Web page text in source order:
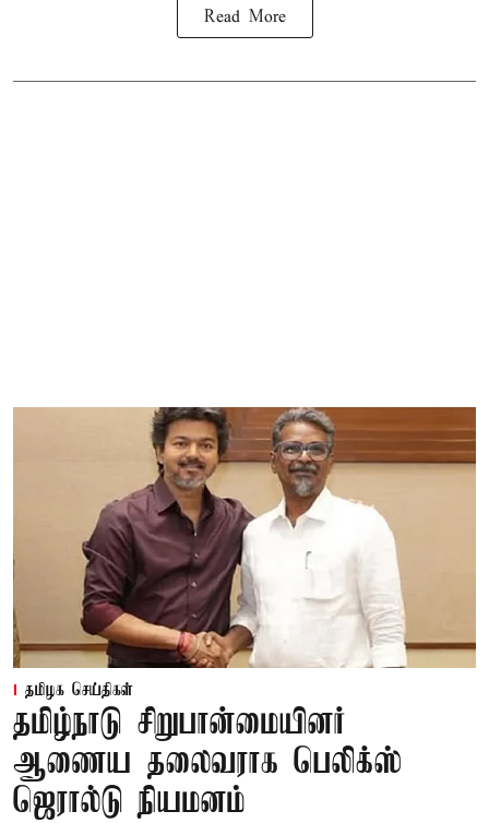
Read More
தமிழக செய்திகள்
தமிழ்நாடு சிறுபான்மையினர்
ஆணைய தலைவராக பெலிக்ஸ்
ஜெரால்டு நியமனம்